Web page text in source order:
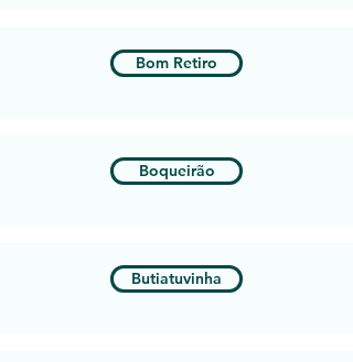
Bom Retiro
Boqueirão
Butiatuvinha